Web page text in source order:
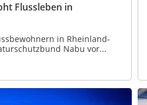
Flussleben in
in Rheinland-
Nabu vor...